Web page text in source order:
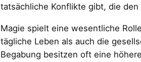
tatsächliche Konflikte gibt, die
Magie spielt eine wesentliche
tägliche Leben als auch die
Begabung besitzen oft eine